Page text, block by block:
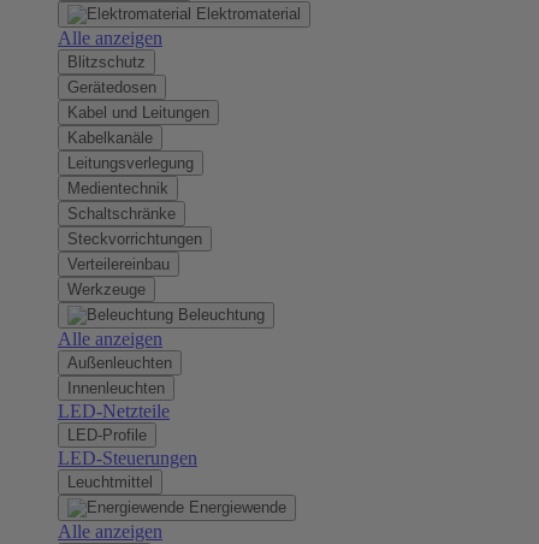
Elektromaterial
Alle anzeigen
Blitzschutz
Gerätedosen
Kabel und Leitungen
Kabelkanäle
Leitungsverlegung
Medientechnik
Schaltschränke
Steckvorrichtungen
Verteilereinbau
Werkzeuge
Beleuchtung
Alle anzeigen
Außenleuchten
Innenleuchten
LED-Netzteile
LED-Profile
LED-Steuerungen
Leuchtmittel
Energiewende
Alle anzeigen